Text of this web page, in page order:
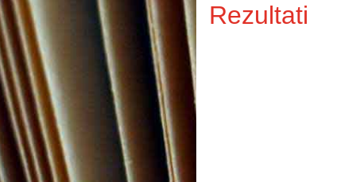
Rezultati